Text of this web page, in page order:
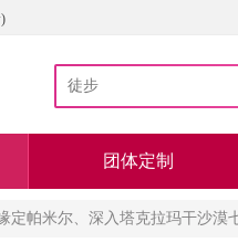
团体定制
定帕米尔、深入塔克拉玛干沙漠